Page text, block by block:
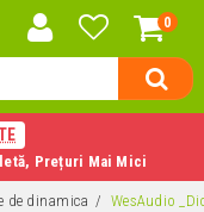
0
Prețuri Mai Mici
de dinamica WesAudio